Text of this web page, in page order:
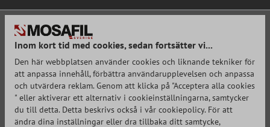
Inom kort tid med cookies, sedan fortsätter vi...
Den här webbplatsen använder cookies och liknande tekniker för
att anpassa innehåll, förbättra användarupplevelsen och anpassa
och utvärdera reklam. Genom att klicka på "Acceptera alla cookies
" eller aktiverar ett alternativ i cookieinställningarna, samtycker
du till detta. Detta beskrivs också i vår cookiepolicy. För att
ändra dina inställningar eller dra tillbaka ditt samtycke,